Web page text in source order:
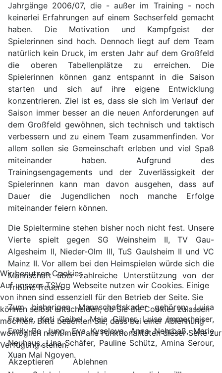
Jahrgänge 2006/07, die - außer im Training - noch
keinerlei Erfahrungen auf einem Sechserfeld gemacht
haben. Die Motivation und Kampfgeist der
Spielerinnen sind hoch. Dennoch liegt auf dem Team
natürlich kein Druck, im ersten Jahr auf dem Großfeld
die oberen Tabellenplätze zu erreichen. Die
Spielerinnen können ganz entspannt in die Saison
starten und sich auf ihre eigene Entwicklung
konzentrieren. Ziel ist es, dass sie sich im Verlauf der
Saison immer besser an die neuen Anforderungen auf
dem Großfeld gewöhnen, sich technisch und taktisch
verbessern und zu einem Team zusammenfinden. Vor
allem sollen sie Gemeinschaft erleben und viel Spaß
miteinander haben. Aufgrund des
Trainingsengagements und der Zuverlässigkeit der
Spielerinnen kann man davon ausgehen, dass auf
Dauer die Jugendlichen noch manche Erfolge
miteinander feiern können.
Die Spieltermine stehen bisher noch nicht fest. Unsere
Vierte spielt gegen SG Weinsheim II, TV Gau-
Algesheim II, Nieder-Olm III, TuS Gaulsheim II und VC
Mainz II. Vor allem bei den Heimspielen würde sich die
Mannschaft über zahlreiche Unterstützung von der
Tribüne freuen.
Zum bisherigen Mannschaftskader gehören: Luisa
Franke, Kati Geibel, Maja Gillner, Luise Immerheiser,
Emily-Bo Jung, Eva Kyselova, Anna Nehrbaß, Marie
Neuhaus, Lina Schäfer, Pauline Schütz, Amina Serour,
Xuan Mai Ngoyen.
Wir benutzen Cookies
Auf unserer TSVgg Webseite nutzen wir Cookies. Einige
von ihnen sind essenziell für den Betrieb der Seite. Sie
können selbst entscheiden, ob Sie die Cookies zulassen
möchten. Bitte beachten Sie, dass bei einer Ablehnung
womöglich nicht mehr alle Funktionalitäten dieser Seite zur
Verfügung stehen.
Akzeptieren
Ablehnen